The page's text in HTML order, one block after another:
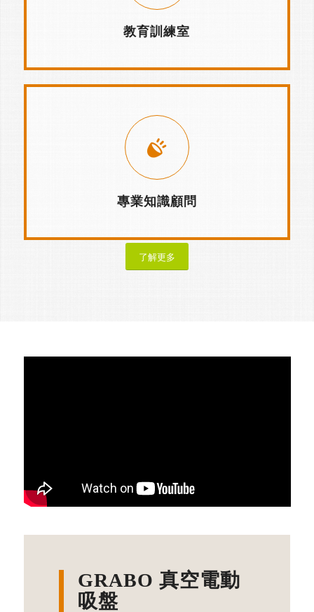
教育訓練室
專業知識顧問
了解更多
GRABO 真空電動
吸盤